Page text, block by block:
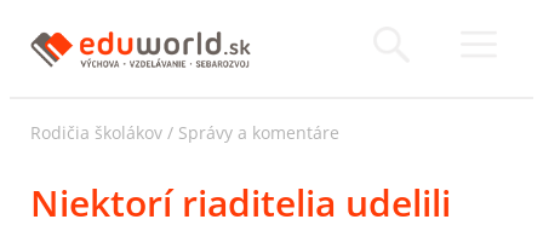
Rodičia školákov / Správy a komentáre
Niektorí riaditelia udelili